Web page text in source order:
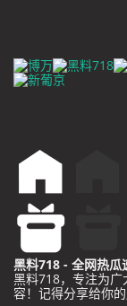
黑料718 - 全网热瓜
黑料718，专注为
容！记得分享给你